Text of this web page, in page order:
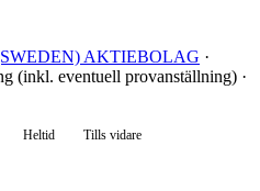
AKTIEBOLAG ·
(inkl. eventuell provanställning) ·
Heltid Tills vidare